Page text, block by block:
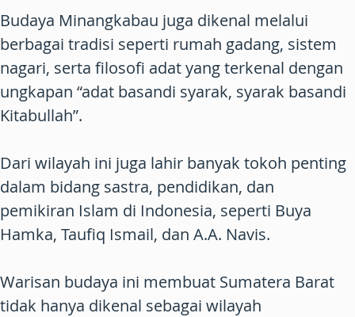
Budaya Minangkabau juga dikenal melalui
berbagai tradisi seperti rumah gadang, sistem
nagari, serta filosofi adat yang terkenal dengan
ungkapan “adat basandi syarak, syarak basandi
Kitabullah”.
Dari wilayah ini juga lahir banyak tokoh penting
dalam bidang sastra, pendidikan, dan
pemikiran Islam di Indonesia, seperti Buya
Hamka, Taufiq Ismail, dan A.A. Navis.
Warisan budaya ini membuat Sumatera Barat
tidak hanya dikenal sebagai wilayah